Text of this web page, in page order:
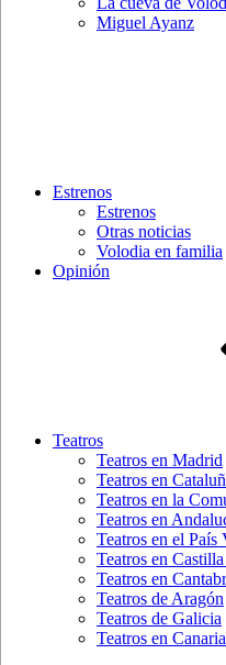
Miguel Ayanz
Estrenos
Estrenos
Otras noticias
Volodia en familia
Opinión
Teatros
Teatros en Madrid
Teatros en
Teatros en la
Teatros en
Teatros en el País
Teatros en
Teatros en
Teatros de Aragón
Teatros de Galicia
Teatros en